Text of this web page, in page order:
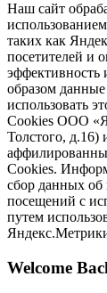
Наш сайт
таких как
посетителей и
эффективность
образом
использовать
Cookies ООО
Толстого,
Cookies.
сбор данных об
посещений с
путем
Welcome